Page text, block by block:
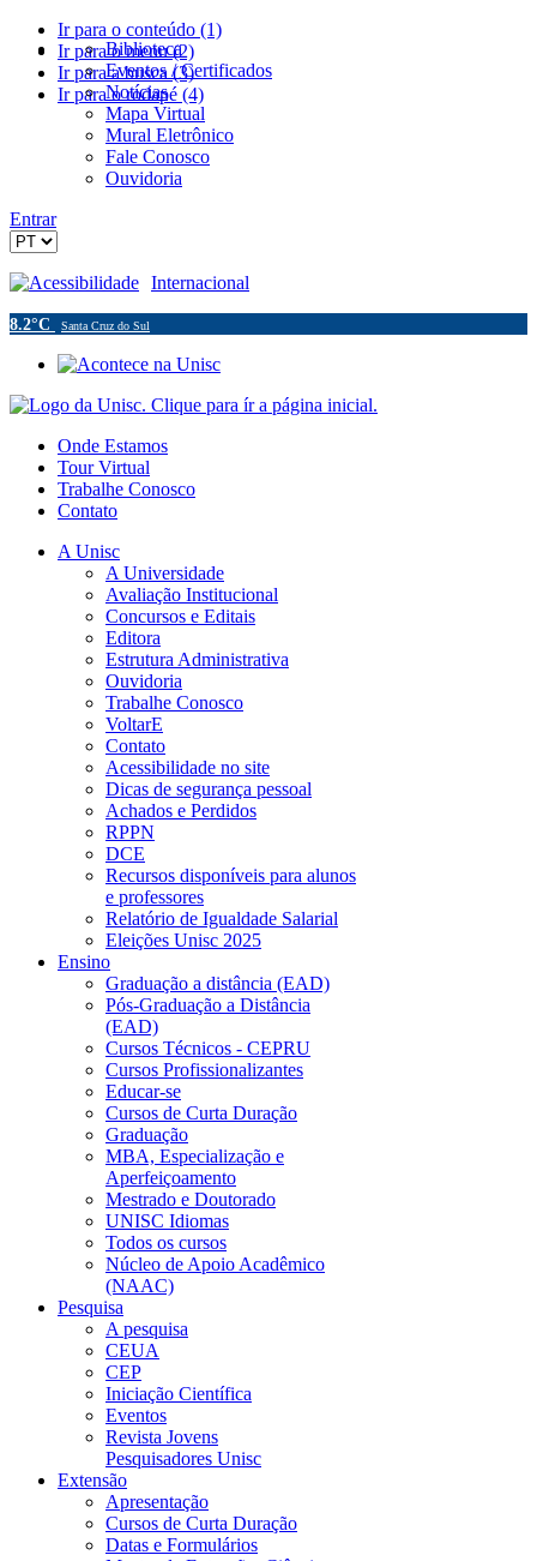
Ir para o conteúdo (1)
Ir para o menu (2)
Ir para a busca (3)
Ir para o rodapé (4)
Biblioteca
Eventos / Certificados
Notícias
Mapa Virtual
Mural Eletrônico
Fale Conosco
Ouvidoria
Entrar
Acessibilidade Internacional
8.2°C Santa Cruz do Sul
Onde Estamos
Tour Virtual
Trabalhe Conosco
Contato
A Unisc
A Universidade
Avaliação Institucional
Concursos e Editais
Editora
Estrutura Administrativa
Ouvidoria
Trabalhe Conosco
VoltarE
Contato
Acessibilidade no site
Dicas de segurança pessoal
Achados e Perdidos
RPPN
DCE
Recursos disponíveis para alunos
e professores
Relatório de Igualdade Salarial
Eleições Unisc 2025
Ensino
Graduação a distância (EAD)
Pós-Graduação a Distância
(EAD)
Cursos Técnicos - CEPRU
Cursos Profissionalizantes
Educar-se
Cursos de Curta Duração
Graduação
MBA, Especialização e
Aperfeiçoamento
Mestrado e Doutorado
UNISC Idiomas
Todos os cursos
Núcleo de Apoio Acadêmico
(NAAC)
Pesquisa
A pesquisa
CEUA
CEP
Iniciação Científica
Eventos
Revista Jovens
Pesquisadores Unisc
Extensão
Apresentação
Cursos de Curta Duração
Datas e Formulários